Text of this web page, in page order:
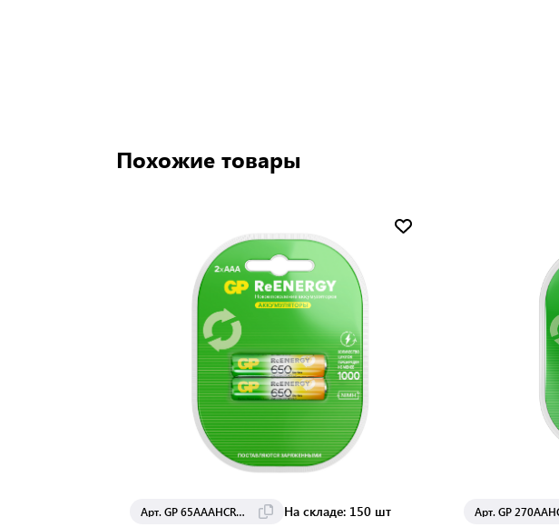
Похожие товары
Арт. GP 65AAAHCRGY-2CRCB2 На складе: 150 шт